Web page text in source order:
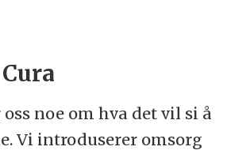
noe om hva det vil si å
Vi introduserer omsorg